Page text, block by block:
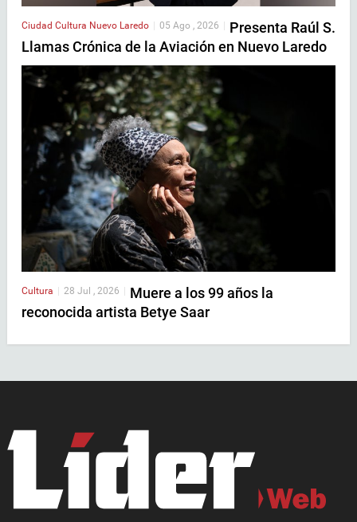
Ciudad Cultura Nuevo Laredo 05 Ago , 2026
Presenta Raúl S.
Llamas Crónica de la Aviación en Nuevo Laredo
Cultura | 28 Jul , 2026 | Muere a los 99 años la
reconocida artista Betye Saar